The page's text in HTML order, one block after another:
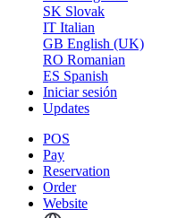
SK Slovak
IT Italian
GB English (UK)
RO Romanian
ES Spanish
Iniciar sesión
Updates
POS
Pay
Reservation
Order
Website